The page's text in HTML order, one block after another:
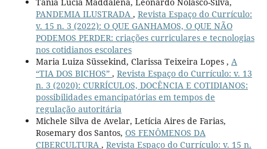
PANDEMIA ILUSTRADA , Revista Espaço do Currículo:
v. 15 n. 3 (2022): O QUE GANHAMOS, O QUE NÃO
PODEMOS PERDER: criações curriculares e tecnologias
nos cotidianos escolares
Maria Luiza Süssekind, Clarissa Teixeira Lopes , A
“TIA DOS BICHOS” , Revista Espaço do Currículo: v. 13
n. 3 (2020): CURRÍCULOS, DOCÊNCIA E COTIDIANOS:
possibilidades emancipatórias em tempos de
regulação autoritária
Michele Silva de Avelar, Letícia Aires de Farias,
Rosemary dos Santos, OS FENÔMENOS DA
CIBERCULTURA , Revista Espaço do Currículo: v. 15 n.